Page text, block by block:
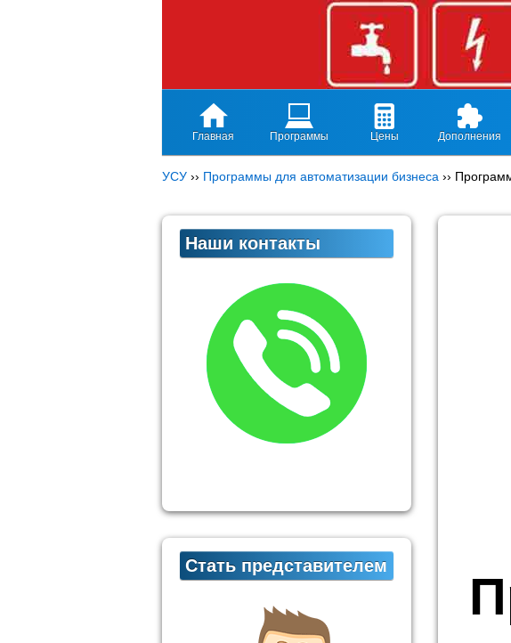
Главная Программы Цены Дополнения
УСУ ›› Программы для автоматизации бизнеса ››
Наши контакты
Стать представителем